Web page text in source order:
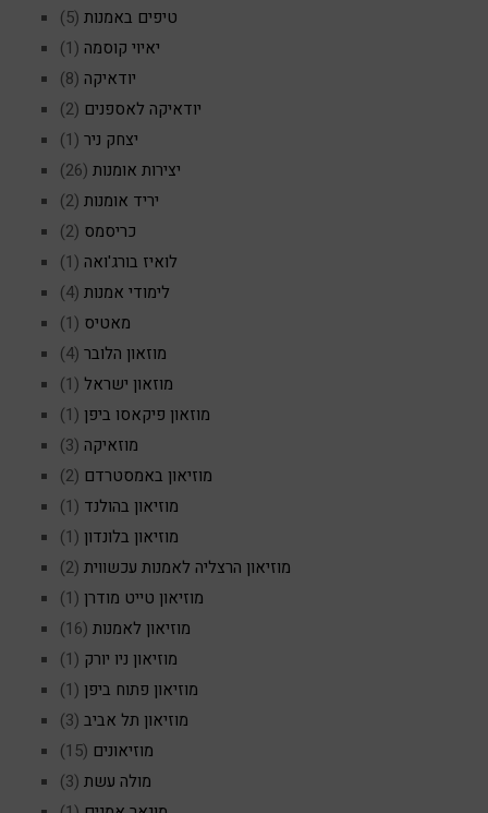
טיפים באמנות (5)
יאיוי קוסמה (1)
יודאיקה (8)
יודאיקה לאספנים (2)
יצחק ניר (1)
יצירות אומנות (26)
יריד אומנות (2)
כריסמס (2)
לואיז בורג'ואה (1)
לימודי אמנות (4)
מאטיס (1)
מוזאון הלובר (4)
מוזאון ישראל (1)
מוזאון פיקאסו ביפן (1)
מוזאיקה (3)
מוזיאון באמסטרדם (2)
מוזיאון בהולנד (1)
מוזיאון בלונדון (1)
מוזיאון הרצליה לאמנות עכשווית (2)
מוזיאון טייט מודרן (1)
מוזיאון לאמנות (16)
מוזיאון ניו יורק (1)
מוזיאון פתוח ביפן (1)
מוזיאון תל אביב (3)
מוזיאונים (15)
מולה עשת (3)